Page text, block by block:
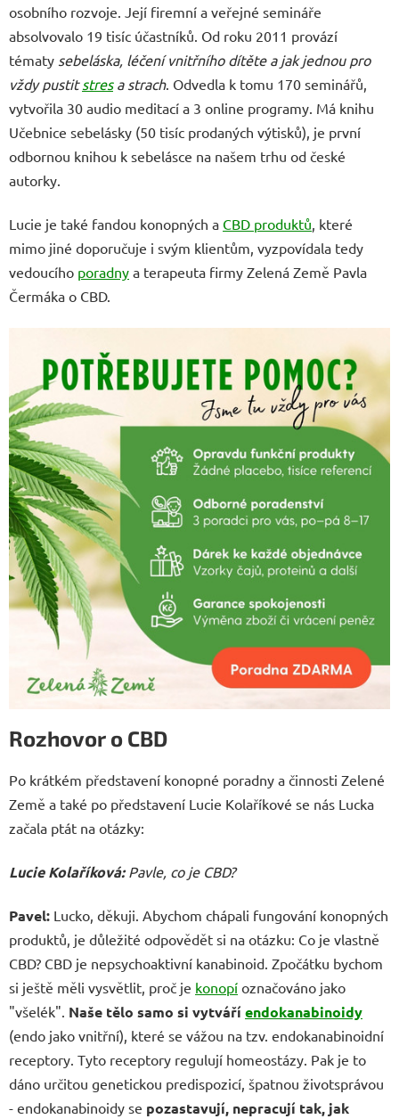
osobního rozvoje. Její firemní a veřejné semináře
absolvovalo 19 tisíc účastníků. Od roku 2011 provází
tématy sebeláska, léčení vnitřního dítěte a jak jednou pro
vždy pustitstresa strach. Odvedla k tomu 170 seminářů,
vytvořila 30 audio meditací a 3 online programy. Má knihu
Učebnice sebelásky (50 tisíc prodaných výtisků), je první
odbornou knihou k sebelásce na našem trhu od české
autorky.
Lucie je také fandou konopných a CBD produktů, které
mimo jiné doporučuje i svým klientům, vyzpovídala tedy
vedoucího poradny a terapeuta firmy Zelená Země Pavla
Čermáka o CBD.
Rozhovor o CBD
Po krátkém představení konopné poradny a činnosti Zelené
Země a také po představení Lucie Kolaříkové se nás Lucka
začala ptát na otázky:
Lucie Kolaříková:Pavle, co je CBD?
Pavel: Lucko, děkuji. Abychom chápali fungování konopných
produktů, je důležité odpovědět si na otázku: Co je vlastně
CBD? CBD je nepsychoaktivní kanabinoid. Zpočátku bychom
si ještě měli vysvětlit, proč je konopí označováno jako
"všelék". Naše tělo samo si vytváří endokanabinoidy
(endo jako vnitřní), které se vážou na tzv. endokanabinoidní
receptory. Tyto receptory regulují homeostázy. Pak je to
dáno určitou genetickou predispozicí, špatnou životsprávou
- endokanabinoidy se pozastavují, nepracují tak, jak